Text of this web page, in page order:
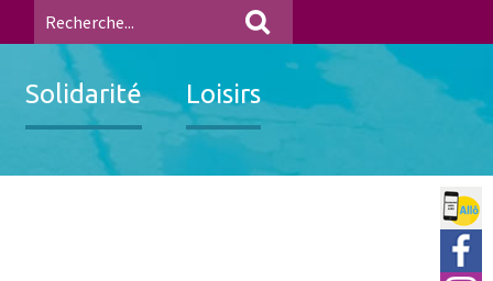
Solidarité Loisirs
Allo
Ville